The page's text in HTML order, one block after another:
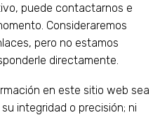
puede contactarnos e
Consideraremos
pero no estamos
directamente.
en este sitio web sea
integridad o precisión; ni